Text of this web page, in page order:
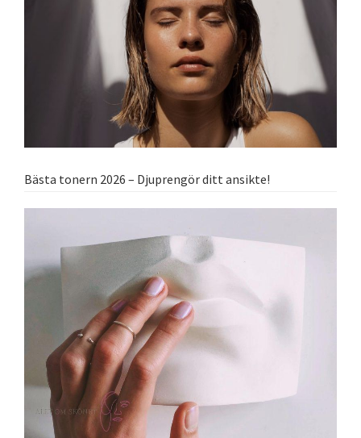
Bästa tonern 2026 – Djuprengör ditt ansikte!